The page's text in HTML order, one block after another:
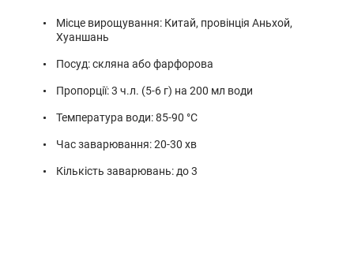
Місце вирощування: Китай, провінція Аньхой,
Хуаншань
Посуд: скляна або фарфорова
Пропорції: 3 ч.л. (5-6 г) на 200 мл води
Температура води: 85-90 °С
Час заварювання: 20-30 хв
Кількість заварювань: до 3